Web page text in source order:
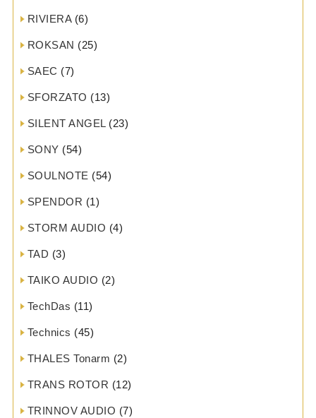
RIVIERA(6)
ROKSAN (25)
SAEC (7)
SFORZATO (13)
SILENT ANGEL(23)
SONY (54)
SOULNOTE (54)
SPENDOR (1)
STORM AUDIO (4)
TAD (3)
TAIKO AUDIO (2)
TechDas (11)
Technics (45)
THALES Tonarm (2)
TRANS ROTOR (12)
TRINNOV AUDIO (7)